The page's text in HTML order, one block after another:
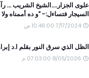
علوى الجزار....الشيخ الشريب ...
السيجار فتساءل:- "و ده أممناه
7/17/2024 10:46:00 ص
الظل الذي سرق النور بقلم ا.د
8/05/2026 07:03:00 م